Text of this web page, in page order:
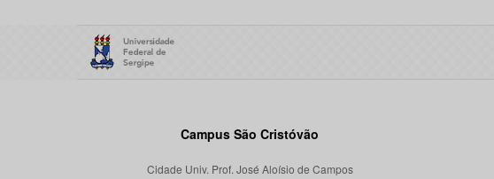
Campus São Cristóvão
Cidade Univ. Prof. José Aloísio de Campos